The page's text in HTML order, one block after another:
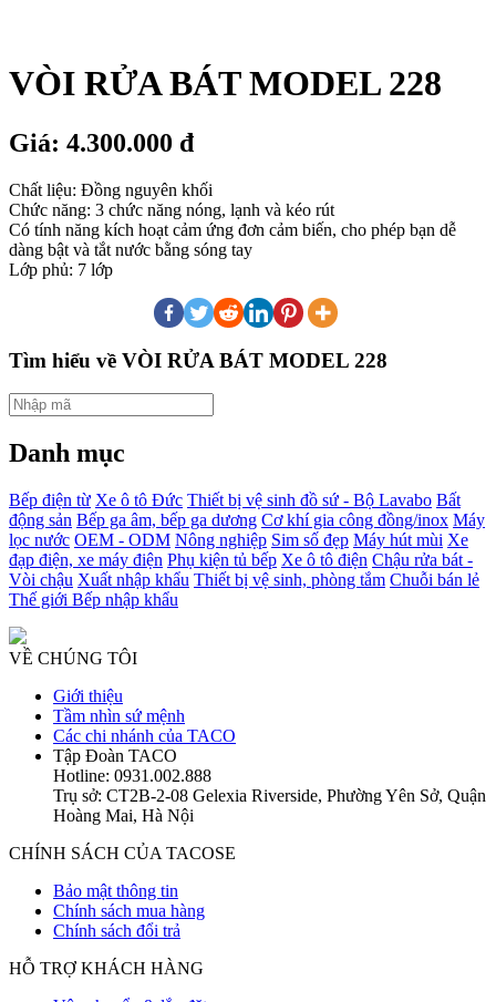
VÒI RỬA BÁT MODEL 228
Giá: 4.300.000 đ
Chất liệu: Đồng nguyên khối
Chức năng: 3 chức năng nóng, lạnh và kéo rút
Có tính năng kích hoạt cảm ứng đơn cảm biến, cho phép bạn dễ
dàng bật và tắt nước bằng sóng tay
Lớp phủ: 7 lớp
Tìm hiểu về VÒI RỬA BÁT MODEL 228
Danh mục
Bếp điện từ Xe ô tô Đức Thiết bị vệ sinh đồ sứ - Bộ Lavabo Bất
động sản Bếp ga âm, bếp ga dương Cơ khí gia công đồng/inox Máy
lọc nước OEM - ODM Nông nghiệp Sim số đẹp Máy hút mùi Xe
đạp điện, xe máy điện Phụ kiện tủ bếp Xe ô tô điện Chậu rửa bát -
Vòi chậu Xuất nhập khẩu Thiết bị vệ sinh, phòng tắm Chuỗi bán lẻ
Thế giới Bếp nhập khẩu
VỀ CHÚNG TÔI
Giới thiệu
Tầm nhìn sứ mệnh
Các chi nhánh của TACO
Tập Đoàn TACO
Hotline: 0931.002.888
Trụ sở: CT2B-2-08 Gelexia Riverside, Phường Yên Sở, Quận
Hoàng Mai, Hà Nội
CHÍNH SÁCH CỦA TACOSE
Bảo mật thông tin
Chính sách mua hàng
Chính sách đổi trả
HỖ TRỢ KHÁCH HÀNG